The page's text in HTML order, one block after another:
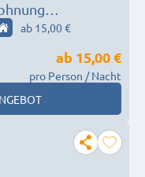
ab 15,00 €
ab 15,00 €
pro Person / Nacht